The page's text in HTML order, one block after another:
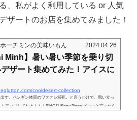
、私がよく利用している or 人気
ザートのお店を集めてみました！
ーチミンの美味いもん 2024.04.26
Minh】暑い暑い季節を乗り切
ザート集めてみた！アイスに
cooldesert-collection
す。ペンギン体質のワタクシ瀕死。と言うわけで、思い立っ
アップしておきます！BINGSUSnow Bingsuビンスと言ったら